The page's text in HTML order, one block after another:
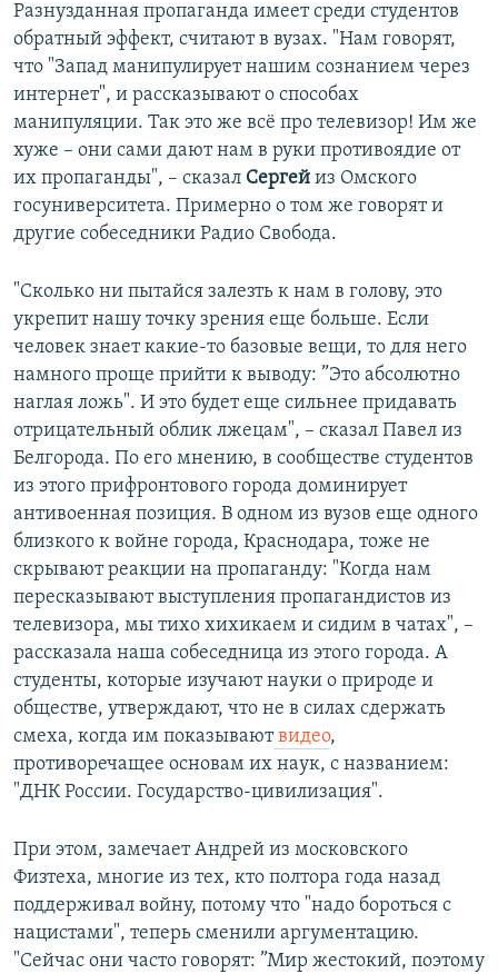
Разнузданная пропаганда имеет среди студентов
обратный эффект, считают в вузах. "Нам говорят,
что "Запад манипулирует нашим сознанием через
интернет", и рассказывают о способах
манипуляции. Так это же всё про телевизор! Им же
хуже – они сами дают нам в руки противоядие от
их пропаганды", – сказал Сергей из Омского
госуниверситета. Примерно о том же говорят и
другие собеседники Радио Свобода.
"Сколько ни пытайся залезть к нам в голову, это
укрепит нашу точку зрения еще больше. Если
человек знает какие-то базовые вещи, то для него
намного проще прийти к выводу: ”Это абсолютно
наглая ложь". И это будет еще сильнее придавать
отрицательный облик лжецам", – сказал Павел из
Белгорода. По его мнению, в сообществе студентов
из этого прифронтового города доминирует
антивоенная позиция. В одном из вузов еще одного
близкого к войне города, Краснодара, тоже не
скрывают реакции на пропаганду: "Когда нам
пересказывают выступления пропагандистов из
телевизора, мы тихо хихикаем и сидим в чатах", –
рассказала наша собеседница из этого города. А
студенты, которые изучают науки о природе и
обществе, утверждают, что не в силах сдержать
смеха, когда им показываютвидео,
противоречащее основам их наук, с названием:
"ДНК России. Государство-цивилизация".
При этом, замечает Андрей из московского
Физтеха, многие из тех, кто полтора года назад
поддерживал войну, потому что "надо бороться с
нацистами", теперь сменили аргументацию.
"Сейчас они часто говорят: ”Мир жестокий, поэтому